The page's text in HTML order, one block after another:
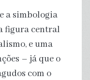
a simbologia
figura central
e uma
– já que o
com o